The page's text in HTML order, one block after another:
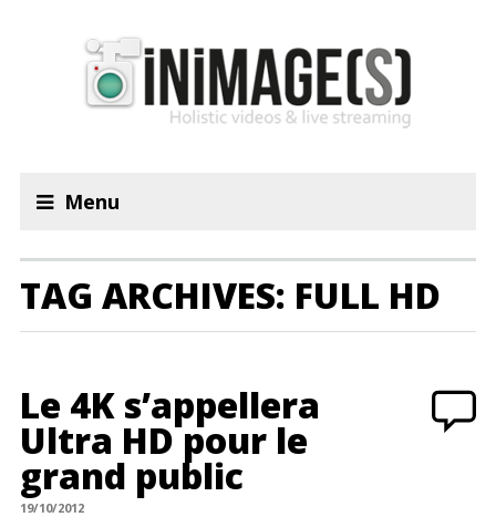
Menu
TAG ARCHIVES: FULL HD
Le 4K s’appellera
Ultra HD pour le
grand public
19/10/2012